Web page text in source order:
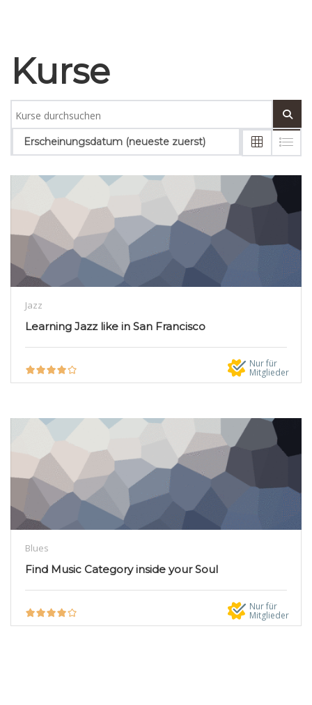
Kurse
Erscheinungsdatum (neueste zuerst)
Jazz
Learning Jazz like in San Francisco
Nur für
Mitglieder
Blues
Find Music Category inside your Soul
Nur für
Mitglieder